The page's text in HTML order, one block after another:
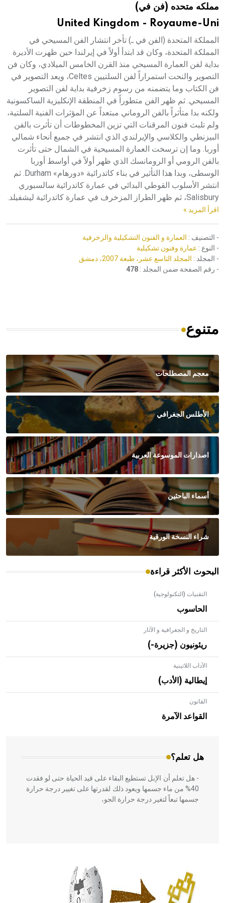
هيئة الموسوعة العربية تطلق موسوعات جديدة في عام 2026
مملكه متحده (فن في)
United Kingdom - Royaume-Uni
المملكة المتحدة (الفن في ـ) تأخر انتشار الفن المسيحي في
المملكة المتحدة، وكان قد ابتدأ أولاً في إيرلندا حين ظهرت الأديرة
بداية لفن العمارة المسيحي منذ القرن الخامس الميلادي، وكان فن
التصوير والنحت استمراراً لفن السلتيين Celtes، ويعد التصوير في
فن الكتاب وما يتضمنه من رسوم زخرفية بداية لفن التصوير
المسيحي. ثم ظهر الفن متطوراً في المنطقة الإنكليزية الساكسونية
ولكنه بدا متأثراً بالفن الروماني مبتعداً عن المؤثرات الفنية السلتية،
ولم تلبث فنون المرقنات التي تزين المخطوطات أن تأثرت بالفن
البيزنطي والكلاسي والإيرلندي الذي انتشر في جميع أنحاء شمالي
أوربا. وما إن ترسخت العمارة المسيحية في الشمال حتى تأثرت
بالفن الرومي أو الرومانسك الذي ظهر أولاً في أواسط أوربا
الوسطى، وبدا هذا التأثير في بناء كاتدرائية «دورهام» Durham. ثم
انتشر الأسلوب القوطي البدائي في عمارة كاتدرائية سالسبوري
Salisbury، ثم ظهر الطراز المزخرف في عمارة كاتدرائية ليشفيلد.
اقرأ المزيد »
- التصنيف : العمارة و الفنون التشكيلية والزخرفية
- النوع : عمارة وفنون تشكيلية
- المجلد : المجلد التاسع عشر، طبعة 2007، دمشق
- رقم الصفحة ضمن المجلد : 478
متنوع
معجم المصطلحات
الأطلس الجغرافي
اصدارات الموسوعة العربية
أسماء الباحثين
شراء النسخة الورقية
البحوث الأكثر قراءة
التقنيات (التكنولوجية)
الحاسوب
التاريخ و الجغرافية و الآثار
ريئونيون (جزيرة-)
الآداب اللاتينية
إيطالية (الأدب)
القانون
القواعد الآمرة
هل تعلم؟
- هل تعلم أن الأبلق نوع من الفنون الهندسية التي ارتبطت
بالعمارة الإسلامية في بلاد الشام ومصر خاصة، حيث يحرص
المعمار على بناء مداميكه وخاصة في الواجهات
- هل تعلم أن الإبل تستطيع البقاء على قيد الحياة حتى لو فقدت
40% من ماء جسمها ويعود ذلك لقدرتها على تغيير درجة حرارة
جسمها تبعاً لتغير درجة حرارة الجو،
الحكم، الأدلة، تنظيم التغذية، ورسالته في جروح الرأس. ويعود
له الفضل بأنه حرر الطب من الدين والفلسفة.